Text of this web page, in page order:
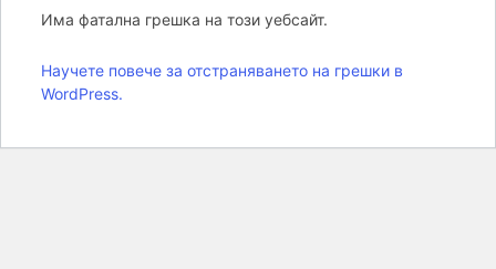
Има фатална грешка на този уебсайт.
Научете повече за отстраняването на грешки в
WordPress.